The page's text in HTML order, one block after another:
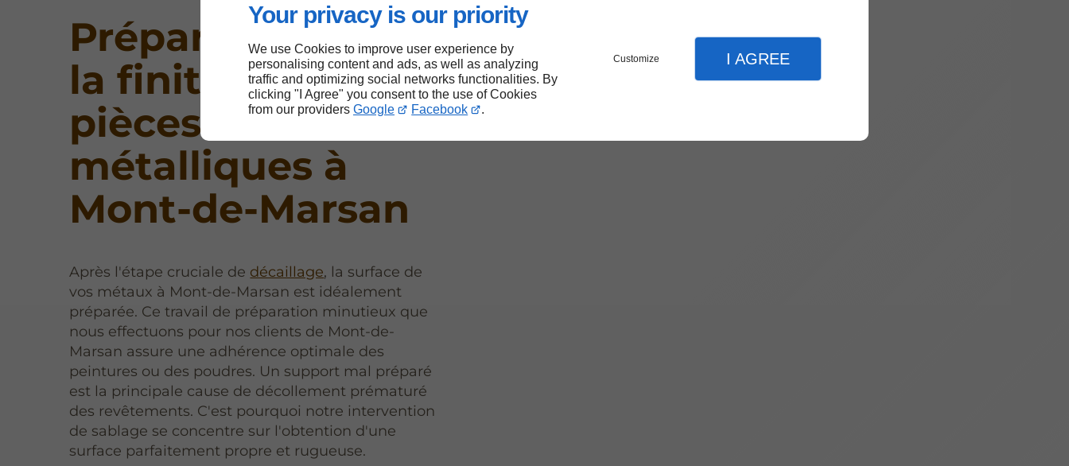
Your privacy is our priority
We use Cookies to improve user experience by
personalising content and ads, as well as analyzing
traffic and optimizing social networks functionalities. By
clicking "I Agree" you consent to the use of Cookies
from our providers Google Facebook .
Customize I AGREE
Préparation avant
la finition de vos
pièces
métalliques à
Mont-de-Marsan
Après l'étape cruciale de décaillage, la surface de
vos métaux à Mont-de-Marsan est idéalement
préparée. Ce travail de préparation minutieux que
nous effectuons pour nos clients de Mont-de-
Marsan assure une adhérence optimale des
peintures ou des poudres. Un support mal préparé
est la principale cause de décollement prématuré
des revêtements. C'est pourquoi notre intervention
de sablage se concentre sur l'obtention d'une
surface parfaitement propre et rugueuse.